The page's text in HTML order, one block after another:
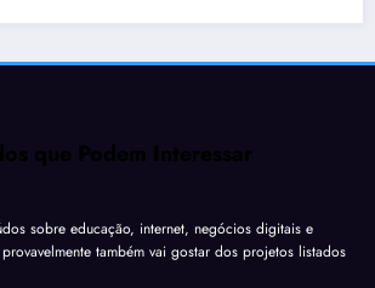
que Podem Interessar
sobre educação, internet, negócios digitais e
também vai gostar dos projetos listados